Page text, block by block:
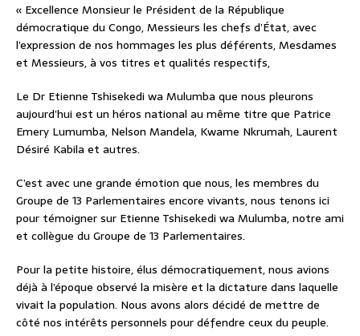
« Excellence Monsieur le Président de la République
démocratique du Congo, Messieurs les chefs d’État, avec
l’expression de nos hommages les plus déférents, Mesdames
et Messieurs, à vos titres et qualités respectifs,
Le Dr Etienne Tshisekedi wa Mulumba que nous pleurons
aujourd’hui est un héros national au même titre que Patrice
Emery Lumumba, Nelson Mandela, Kwame Nkrumah, Laurent
Désiré Kabila et autres.
C’est avec une grande émotion que nous, les membres du
Groupe de 13 Parlementaires encore vivants, nous tenons ici
pour témoigner sur Etienne Tshisekedi wa Mulumba, notre ami
et collègue du Groupe de 13 Parlementaires.
Pour la petite histoire, élus démocratiquement, nous avions
déjà à l’époque observé la misère et la dictature dans laquelle
vivait la population. Nous avons alors décidé de mettre de
côté nos intérêts personnels pour défendre ceux du peuple.